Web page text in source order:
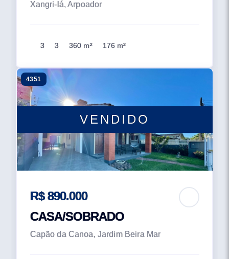
Xangri-lá, Arpoador
3 3 360 m² 176 m²
VENDIDO
4351
R$ 890.000
CASA/SOBRADO
Capão da Canoa, Jardim Beira Mar